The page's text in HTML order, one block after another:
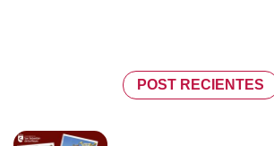
POST RECIENTES